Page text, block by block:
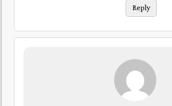
Reply